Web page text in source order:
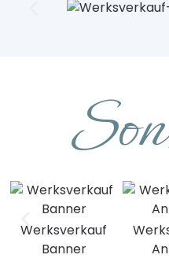
Werksverkauf
Banner